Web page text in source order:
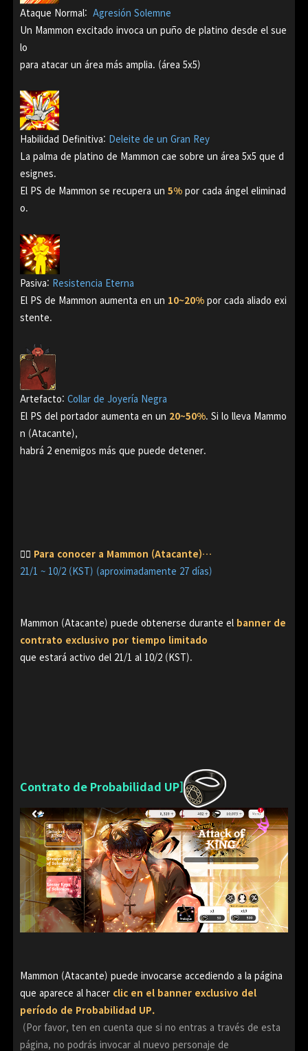
Ataque Normal: Agresión Solemne
Un Mammon excitado invoca un puño de platino desde el sue
lo
para atacar un área más amplia. (área 5x5)
Habilidad Definitiva: Deleite de un Gran Rey
La palma de platino de Mammon cae sobre un área 5x5 que d
esignes.
El PS de Mammon se recupera un 5% por cada ángel eliminad
o.
Pasiva: Resistencia Eterna
El PS de Mammon aumenta en un 10~20% por cada aliado exi
stente.
Artefacto: Collar de Joyería Negra
El PS del portador aumenta en un 20~50%. Si lo lleva Mammo
n (Atacante),
habrá 2 enemigos más que puede detener.
👉🏻 Para conocer a Mammon (Atacante)…
21/1 ~ 10/2 (KST) (aproximadamente 27 días)
Mammon (Atacante) puede obtenerse durante el banner de
contrato exclusivo por tiempo limitado
que estará activo del 21/1 al 10/2 (KST).
Contrato de Probabilidad UP]
Mammon (Atacante) puede invocarse accediendo a la página
que aparece al hacer clic en el banner exclusivo del
período de Probabilidad UP.
(Por favor, ten en cuenta que si no entras a través de esta
página, no podrás invocar al nuevo personaje de